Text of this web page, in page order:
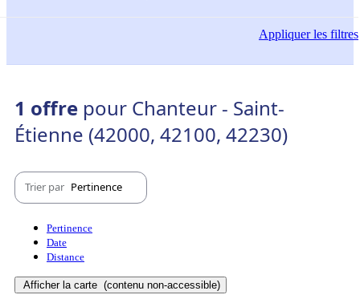
Appliquerles filtres
1 offre pour Chanteur - Saint-
Étienne (42000, 42100, 42230)
Trier par Pertinence
Pertinence
Date
Distance
Afficher la carte (contenu non-accessible)